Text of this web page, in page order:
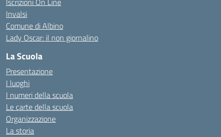
Invalsi
Comune di Albino
Lady Oscar: il non giornalino
La Scuola
Presentazione
I luoghi
I numeri della scuola
Le carte della scuola
Organizzazione
La storia